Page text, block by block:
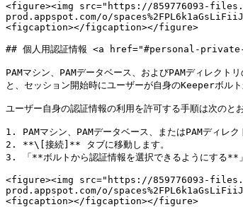
<figure><img src="https://859776093-
prod.appspot.com/o/
<figcaption></figcaption></figure>
## 個人用認証情報 <a href="#personal-
PAMマシン、PAMデータベース、およびPAMディレク
と、セッション開始時にユーザーが自身のKeeperボルト
ユーザー自身の認証情報の利用を許可する手順は次のとお
1. PAMマシン、PAMデータベース、またはPAMディ
2. **\[接続]** タブに移動します。
3. 「**ボルトから認証情報を選択できるようにする**
<figure><img src="https://859776093-
prod.appspot.com/o/
<figcaption></figcaption></figure>